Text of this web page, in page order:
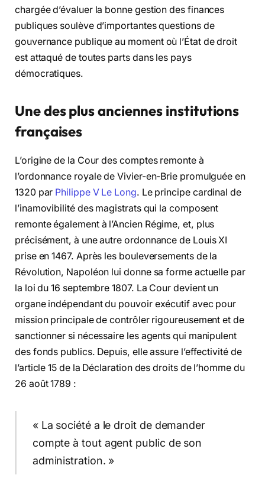
chargée d’évaluer la bonne gestion des finances
publiques soulève d’importantes questions de
gouvernance publique au moment où l’État de droit
est attaqué de toutes parts dans les pays
démocratiques.
Une des plus anciennes institutions
françaises
L’origine de la Cour des comptes remonte à
l’ordonnance royale de Vivier-en-Brie promulguée en
1320 par Philippe V Le Long. Le principe cardinal de
l’inamovibilité des magistrats qui la composent
remonte également à l’Ancien Régime, et, plus
précisément, à une autre ordonnance de Louis XI
prise en 1467. Après les bouleversements de la
Révolution, Napoléon lui donne sa forme actuelle par
la loi du 16 septembre 1807. La Cour devient un
organe indépendant du pouvoir exécutif avec pour
mission principale de contrôler rigoureusement et de
sanctionner si nécessaire les agents qui manipulent
des fonds publics. Depuis, elle assure l’effectivité de
l’article 15 de la Déclaration des droits de l’homme du
26 août 1789 :
« La société a le droit de demander
compte à tout agent public de son
administration. »